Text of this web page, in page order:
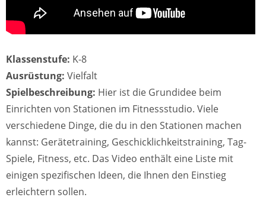
Klassenstufe: K-8
Ausrüstung: Vielfalt
Spielbeschreibung: Hier ist die Grundidee beim
Einrichten von Stationen im Fitnessstudio. Viele
verschiedene Dinge, die du in den Stationen machen
kannst: Gerätetraining, Geschicklichkeitstraining, Tag-
Spiele, Fitness, etc. Das Video enthält eine Liste mit
einigen spezifischen Ideen, die Ihnen den Einstieg
erleichtern sollen.